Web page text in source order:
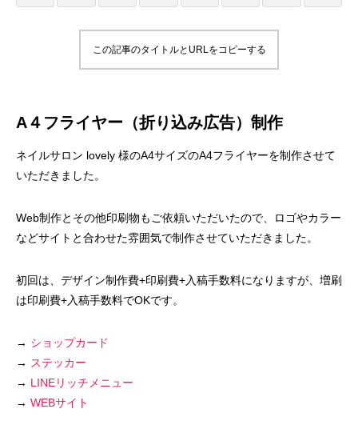
名刺制作事例 みちよ塾 名刺制作事例
この記事のタイトルとURLをコピーする
A４フライヤー（折り込み広告）制作
ネイルサロン lovely 様のA4サイズのA4フライヤーを制作させて
いただきました。
Web制作とその他印刷物もご依頼いただいたので、ロゴやカラー
などサイトと合わせた雰囲気で制作させていただきました。
初回は、デザイン制作費+印刷費+入稿手数料になりますが、増刷
は印刷費+入稿手数料でOKです。
→ ショップカード
→ ステッカー
→ LINEリッチメニュー
→ WEBサイト